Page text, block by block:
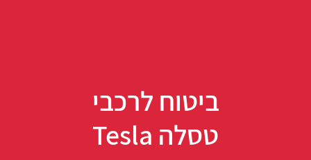
ביטוח לרכבי
טסלה Tesla